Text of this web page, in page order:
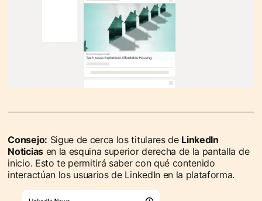
Consejo: Sigue de cerca los titulares de LinkedIn
Noticiasen la esquina superior derecha de la pantalla de
inicio. Esto te permitirá saber con qué contenido
interactúan los usuarios de LinkedIn en la plataforma.